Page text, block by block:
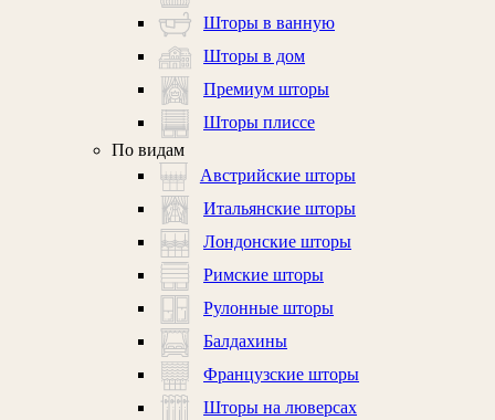
Шторы в ванную
Шторы в дом
Премиум шторы
Шторы плиссе
По видам
Австрийские шторы
Итальянские шторы
Лондонские шторы
Римские шторы
Рулонные шторы
Балдахины
Французские шторы
Шторы на люверсах